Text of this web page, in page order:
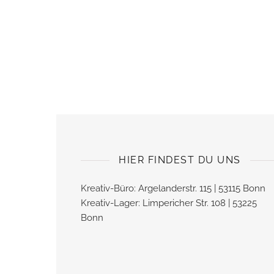
HIER FINDEST DU UNS
Kreativ-Büro: Argelanderstr. 115 | 53115 Bonn
Kreativ-Lager: Limpericher Str. 108 | 53225
Bonn